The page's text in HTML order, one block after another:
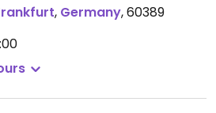
, Germany,60389